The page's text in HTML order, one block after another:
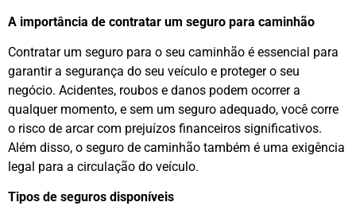
A importância de contratar um seguro para caminhão
Contratar um seguro para o seu caminhão é essencial para
garantir a segurança do seu veículo e proteger o seu
negócio. Acidentes, roubos e danos podem ocorrer a
qualquer momento, e sem um seguro adequado, você corre
o risco de arcar com prejuízos financeiros significativos.
Além disso, o seguro de caminhão também é uma exigência
legal para a circulação do veículo.
Tipos de seguros disponíveis